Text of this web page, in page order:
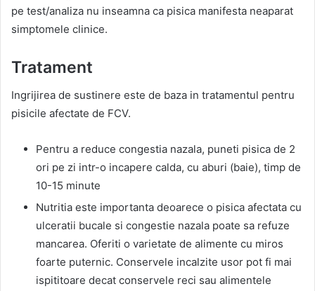
pe test/analiza nu inseamna ca pisica manifesta neaparat
simptomele clinice.
Tratament
Ingrijirea de sustinere este de baza in tratamentul pentru
pisicile afectate de FCV.
Pentru a reduce congestia nazala, puneti pisica de 2
ori pe zi intr-o incapere calda, cu aburi (baie), timp de
10-15 minute
Nutritia este importanta deoarece o pisica afectata cu
ulceratii bucale si congestie nazala poate sa refuze
mancarea. Oferiti o varietate de alimente cu miros
foarte puternic. Conservele incalzite usor pot fi mai
ispititoare decat conservele reci sau alimentele